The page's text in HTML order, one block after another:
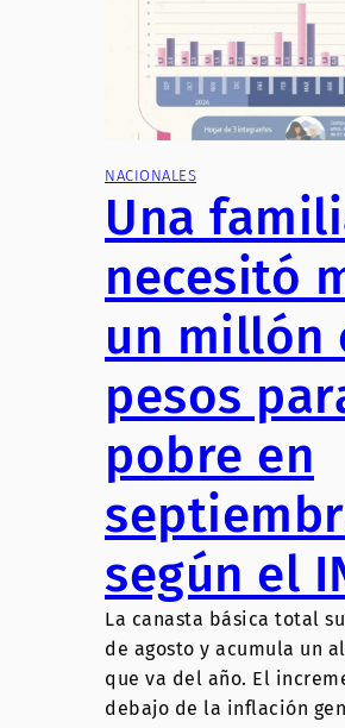
NACIONALES
Una
necesitó
un millón
pesos
pobre en
según el
La canasta básica total
de agosto y acumula un
que va del año. El
debajo de la inflación